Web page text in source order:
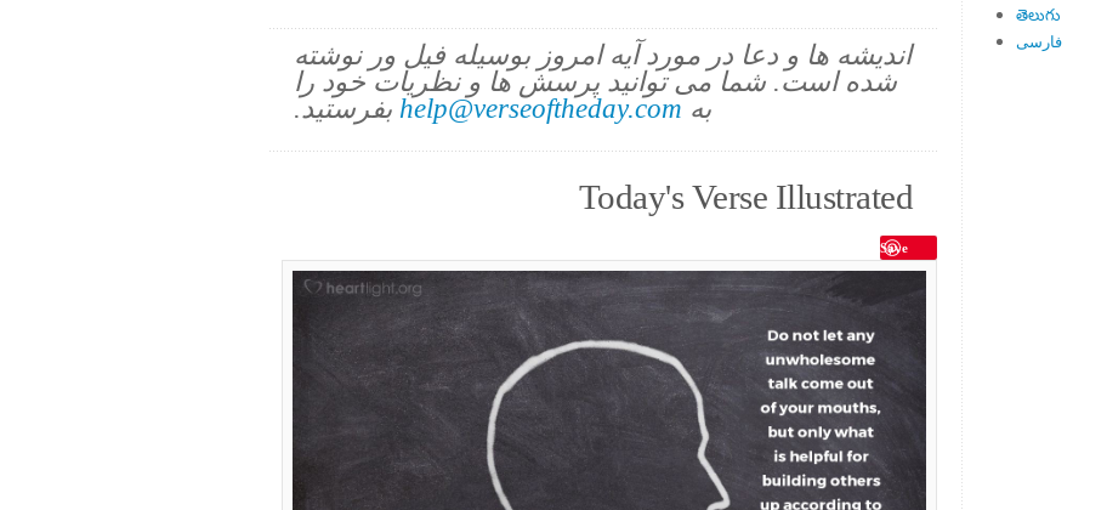
اندیشه ها و دعا در مورد آیه امروز بوسیله فیل ور نوشته
شده است. شما می توانید پرسش ها و نظریات خود را
بهhelp@verseoftheday.com بفرستید.
Today's Verse Illustrated
Save
తెలుగు
فارسی